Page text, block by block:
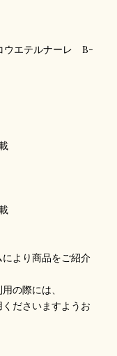
ウエテルナーレ B-
より商品をご紹介
の際には、
ださいますようお